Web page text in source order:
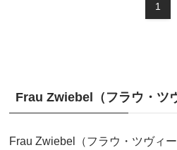
1
Frau Zwiebel（フラウ・ツ
Frau Zwiebel（フラウ・ツヴィー